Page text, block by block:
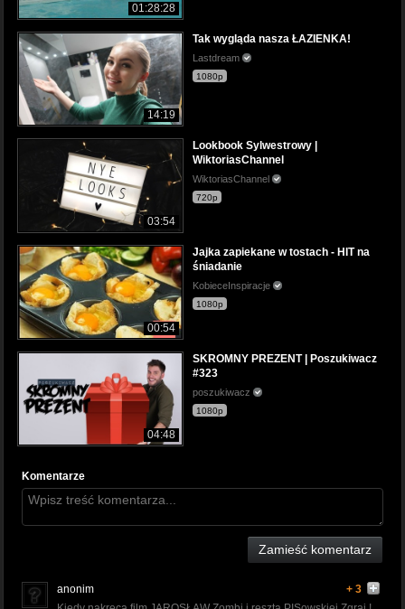
01:28:28
14:19
Tak wygląda nasza ŁAZIENKA!
Lastdream
1080p
03:54
Lookbook Sylwestrowy |
WiktoriasChannel
WiktoriasChannel
720p
00:54
Jajka zapiekane w tostach - HIT na
śniadanie
KobieceInspiracje
1080p
04:48
SKROMNY PREZENT | Poszukiwacz
#323
poszukiwacz
1080p
Komentarze
Zamieść komentarz
anonim
+ 3